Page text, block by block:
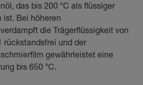
das bis 200 °C als flüssiger
Bei höheren
die Trägerflüssigkeit von
rückstandsfrei und der
gewährleistet eine
bis 650 °C.